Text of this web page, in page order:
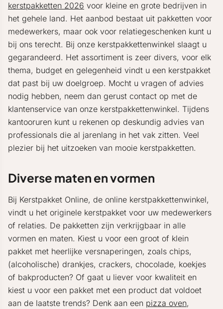
kerstpakketten 2026 voor kleine en grote bedrijven in
het gehele land. Het aanbod bestaat uit pakketten voor
medewerkers, maar ook voor relatiegeschenken kunt u
bij ons terecht. Bij onze kerstpakkettenwinkel slaagt u
gegarandeerd. Het assortiment is zeer divers, voor elk
thema, budget en gelegenheid vindt u een kerstpakket
dat past bij uw doelgroep. Mocht u vragen of advies
nodig hebben, neem dan gerust contact op met de
klantenservice van onze kerstpakkettenwinkel. Tijdens
kantooruren kunt u rekenen op deskundig advies van
professionals die al jarenlang in het vak zitten. Veel
plezier bij het uitzoeken van mooie kerstpakketten.
Diverse maten en vormen
Bij Kerstpakket Online, de online kerstpakkettenwinkel,
vindt u het originele kerstpakket voor uw medewerkers
of relaties. De pakketten zijn verkrijgbaar in alle
vormen en maten. Kiest u voor een groot of klein
pakket met heerlijke versnaperingen, zoals chips,
(alcoholische) drankjes, crackers, chocolade, koekjes
of bakproducten? Of gaat u liever voor kwaliteit en
kiest u voor een pakket met een product dat voldoet
aan de laatste trends? Denk aan een pizza oven,